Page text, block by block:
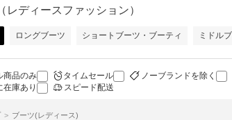
レディースファッション）
ロングブーツ ショートブーツ・ブーティ ミドル
商品のみ タイムセール ノーブランドを除く
在庫あり
スピード配送
ブーツ(レディース)